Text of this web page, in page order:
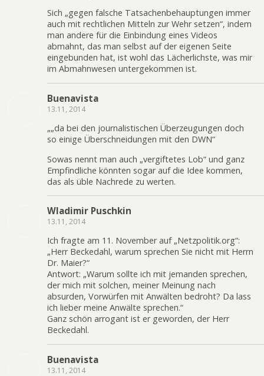
Sich „gegen falsche Tatsachenbehauptungen immer
auch mit rechtlichen Mitteln zur Wehr setzen“, indem
man andere für die Einbindung eines Videos
abmahnt, das man selbst auf der eigenen Seite
eingebunden hat, ist wohl das Lächerlichste, was mir
im Abmahnwesen untergekommen ist.
Buenavista
13.11, 2014
„„da bei den journalistischen Überzeugungen doch
so einige Überschneidungen mit den DWN“
Sowas nennt man auch „vergiftetes Lob“ und ganz
Empfindliche könnten sogar auf die Idee kommen,
das als üble Nachrede zu werten.
Wladimir Puschkin
13.11, 2014
Ich fragte am 11. November auf „Netzpolitik.org“:
„Herr Beckedahl, warum sprechen Sie nicht mit Herrn
Dr. Maier?“
Antwort: „Warum sollte ich mit jemanden sprechen,
der mich mit solchen, meiner Meinung nach
absurden, Vorwürfen mit Anwälten bedroht? Da lass
ich lieber meine Anwälte sprechen.“
Ganz schön arrogant ist er geworden, der Herr
Beckedahl.
Buenavista
13.11, 2014